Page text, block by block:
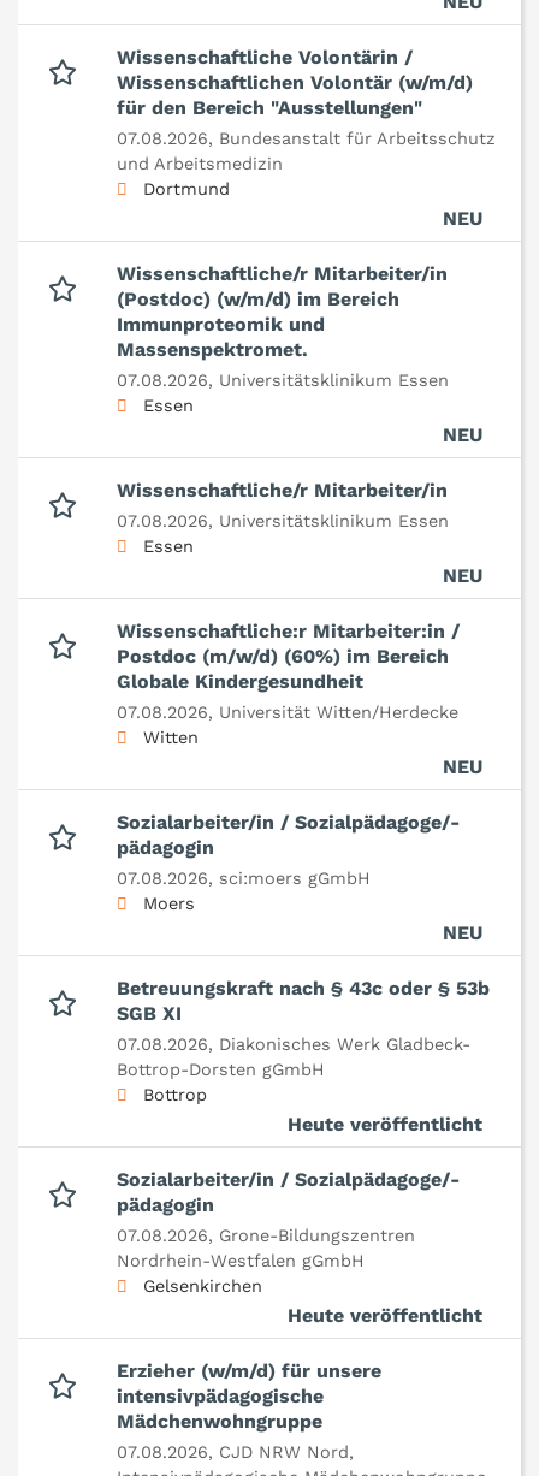
Wissenschaftliche Volontärin /
Wissenschaftlichen Volontär (w/m/d)
für den Bereich "Ausstellungen"
07.08.2026, Bundesanstalt für Arbeitsschutz
und Arbeitsmedizin
Dortmund
NEU
Wissenschaftliche/r Mitarbeiter/in
(Postdoc) (w/m/d) im Bereich
Immunproteomik und
Massenspektromet.
07.08.2026, Universitätsklinikum Essen
Essen
NEU
Wissenschaftliche/r Mitarbeiter/in
07.08.2026, Universitätsklinikum Essen
Essen
NEU
Wissenschaftliche:r Mitarbeiter:in /
Postdoc (m/w/d) (60%) im Bereich
Globale Kindergesundheit
07.08.2026, Universität Witten/Herdecke
Witten
NEU
Sozialarbeiter/in / Sozialpädagoge/-
pädagogin
07.08.2026, sci:moers gGmbH
Moers
NEU
Betreuungskraft nach § 43c oder § 53b
SGB XI
07.08.2026, Diakonisches Werk Gladbeck-
Bottrop-Dorsten gGmbH
Bottrop
Heute veröffentlicht
Sozialarbeiter/in / Sozialpädagoge/-
pädagogin
07.08.2026, Grone-Bildungszentren
Nordrhein-Westfalen gGmbH
Gelsenkirchen
Heute veröffentlicht
Erzieher (w/m/d) für unsere
intensivpädagogische
Mädchenwohngruppe
07.08.2026, CJD NRW Nord,